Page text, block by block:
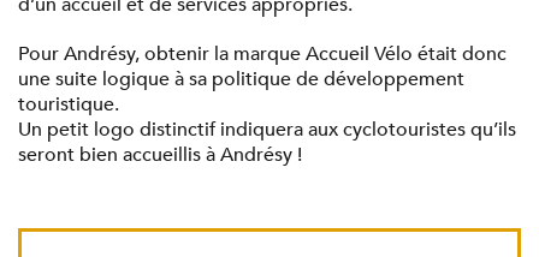
Pour Andrésy, obtenir la marque Accueil Vélo était donc
une suite logique à sa politique de développement
touristique.
Un petit logo distinctif indiquera aux cyclotouristes qu’ils
seront bien accueillis à Andrésy !